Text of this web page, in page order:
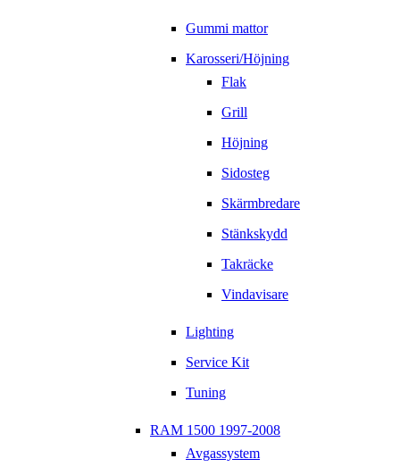
Gummi mattor
Karosseri/Höjning
Flak
Grill
Höjning
Sidosteg
Skärmbredare
Stänkskydd
Takräcke
Vindavisare
Lighting
Service Kit
Tuning
RAM 1500 1997-2008
Avgassystem